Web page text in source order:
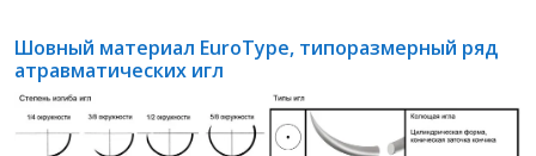
Шовный материал EuroType, типоразмерный ряд
атравматических игл